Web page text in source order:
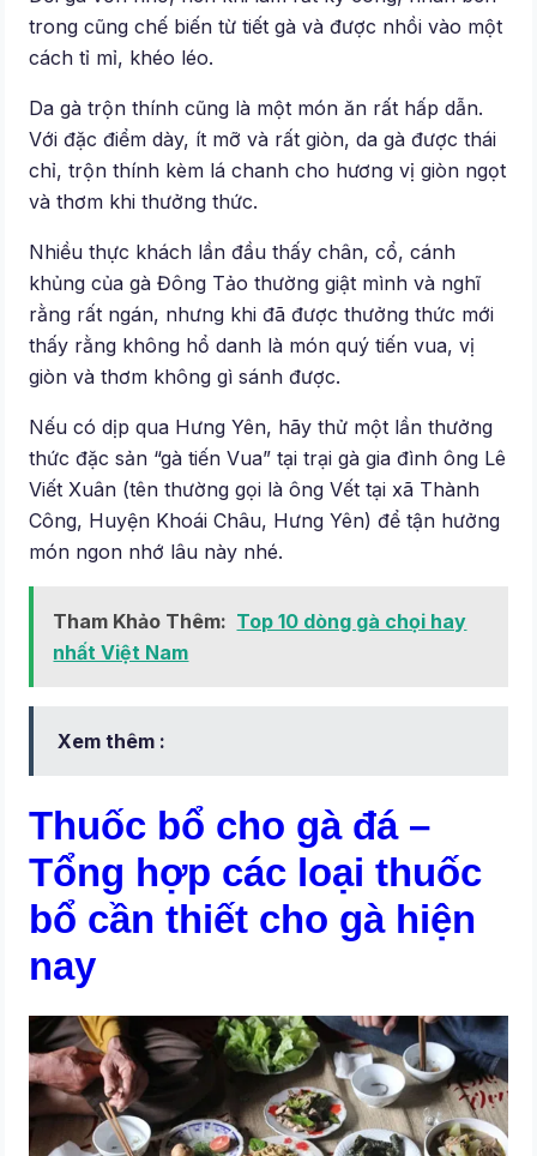
trong cũng chế biến từ tiết gà và được nhồi vào một
cách tỉ mỉ, khéo léo.
Da gà trộn thính cũng là một món ăn rất hấp dẫn.
Với đặc điểm dày, ít mỡ và rất giòn, da gà được thái
chỉ, trộn thính kèm lá chanh cho hương vị giòn ngọt
và thơm khi thưởng thức.
Nhiều thực khách lần đầu thấy chân, cổ, cánh
khủng của gà Đông Tảo thường giật mình và nghĩ
rằng rất ngán, nhưng khi đã được thưởng thức mới
thấy rằng không hổ danh là món quý tiến vua, vị
giòn và thơm không gì sánh được.
Nếu có dịp qua Hưng Yên, hãy thử một lần thưởng
thức đặc sản “gà tiến Vua” tại trại gà gia đình ông Lê
Viết Xuân (tên thường gọi là ông Vết tại xã Thành
Công, Huyện Khoái Châu, Hưng Yên) để tận hưởng
món ngon nhớ lâu này nhé.
Tham Khảo Thêm: Top 10 dòng gà chọi hay
nhất Việt Nam
Xem thêm :
Thuốc bổ cho gà đá –
Tổng hợp các loại thuốc
bổ cần thiết cho gà hiện
nay